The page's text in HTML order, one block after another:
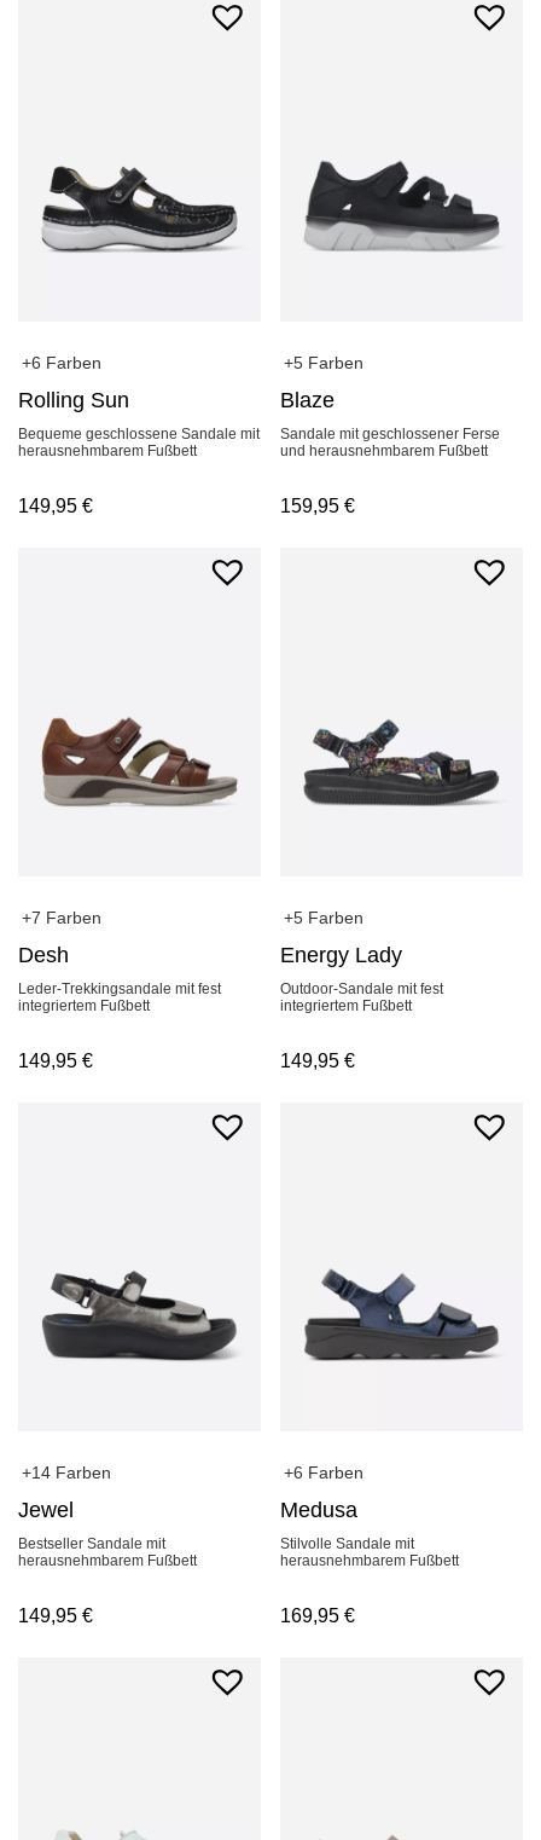
+6 Farben
Rolling Sun
Bequeme geschlossene Sandale mit
herausnehmbarem Fußbett
149,95 €
+5 Farben
Blaze
Sandale mit geschlossener Ferse
und herausnehmbarem Fußbett
159,95€
+7 Farben
Desh
Leder-Trekkingsandale mit fest
integriertem Fußbett
149,95 €
+5 Farben
Energy Lady
Outdoor-Sandale mit fest
integriertem Fußbett
149,95€
+14 Farben
Jewel
Bestseller Sandale mit
herausnehmbarem Fußbett
149,95 €
+6 Farben
Medusa
Stilvolle Sandale mit
herausnehmbarem Fußbett
169,95€